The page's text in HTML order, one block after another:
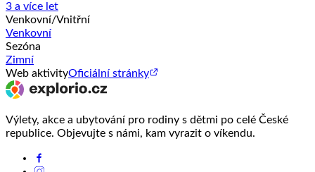
3 a více let
Venkovní/Vnitřní
Venkovní
Sezóna
Zimní
Web aktivityOficiální stránky
Výlety, akce a ubytování pro rodiny s dětmi po celé České
republice. Objevujte s námi, kam vyrazit o víkendu.